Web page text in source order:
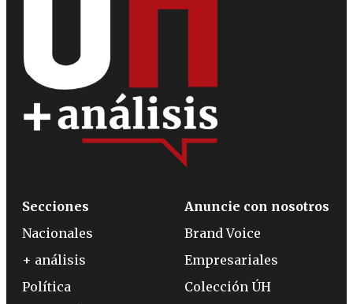
Secciones
Nacionales
+ análisis
Política
Anuncie con nosotros
Brand Voice
Empresariales
Colección ÚH